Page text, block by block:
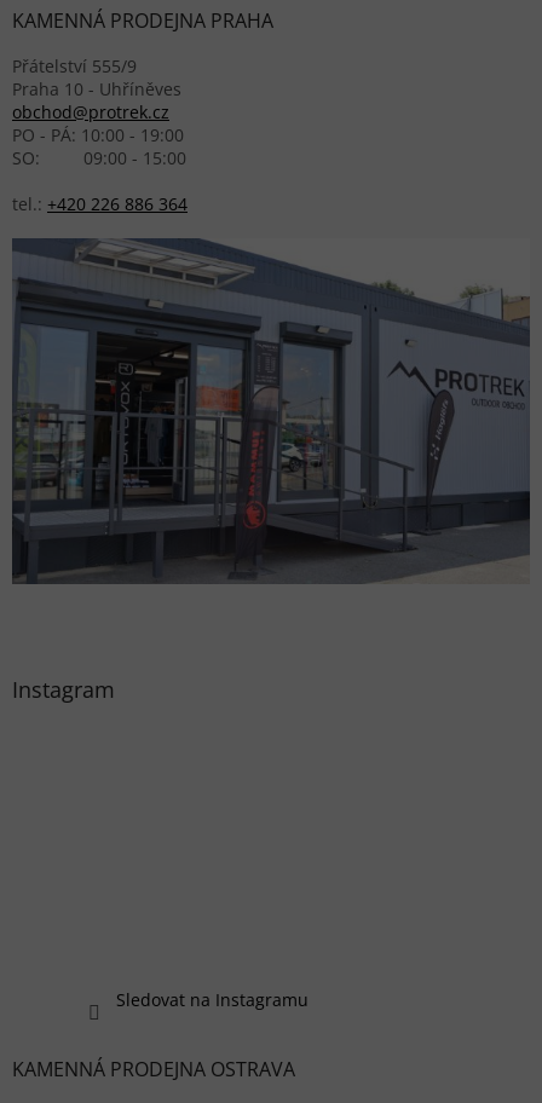
KAMENNÁ PRODEJNA PRAHA
Přátelství 555/9
Praha 10 - Uhříněves
obchod@protrek.cz
PO - PÁ: 10:00 - 19:00
SO: 09:00 - 15:00
tel.: +420 226 886 364
Instagram
Sledovat na Instagramu
KAMENNÁ PRODEJNA OSTRAVA